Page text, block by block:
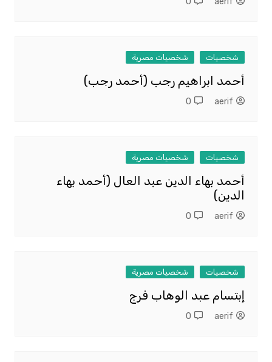
شخصيات شخصيات مصرية
أحمد ابراهيم رجب (أحمد رجب)
aerif
0
شخصيات شخصيات مصرية
أحمد بهاء الدين عبد العال (أحمد بهاء
الدين)
aerif
0
شخصيات شخصيات مصرية
إبتسام عبد الوهاب فرج
aerif
0